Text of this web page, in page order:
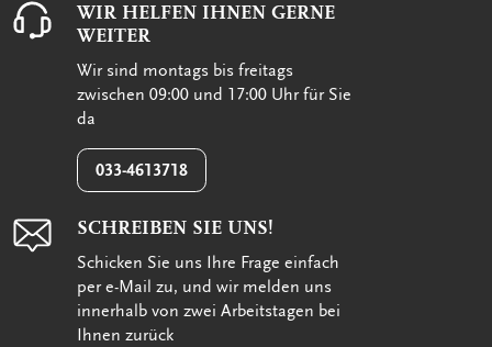
WIR HELFEN IHNEN GERNE
WEITER
Wir sind montags bis freitags
zwischen 09:00 und 17:00 Uhr für Sie
da
033-4613718
SCHREIBEN SIE UNS!
Schicken Sie uns Ihre Frage einfach
per e-Mail zu, und wir melden uns
innerhalb von zwei Arbeitstagen bei
Ihnen zurück